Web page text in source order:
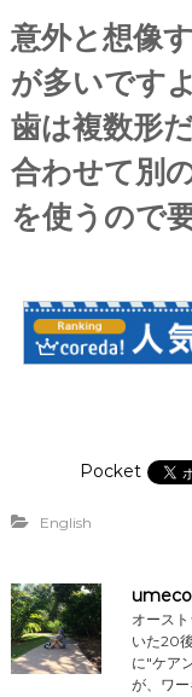
意外と想像
が多いです
歯は複数形
合わせて別
を使うので
Pocket
English
umeco
オース
いた20
に"ケア
が、ワ